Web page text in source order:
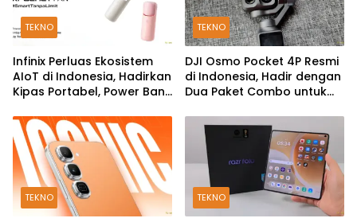
TEKNO
Infinix Perluas Ekosistem
AIoT di Indonesia, Hadirkan
Kipas Portabel, Power Bank
TEKNO
DJI Osmo Pocket 4P Resmi
di Indonesia, Hadir dengan
Dua Paket Combo untuk
TEKNO TEKNO